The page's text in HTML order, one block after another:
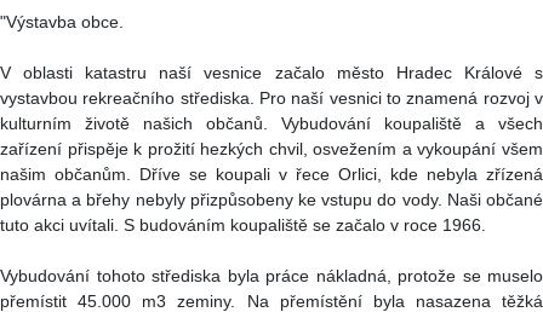
"Výstavba obce.
V oblasti katastru naší vesnice začalo město Hradec Králové s
vystavbou rekreačního střediska. Pro naší vesnici to znamená rozvoj v
kulturním životě našich občanů. Vybudování koupaliště a všech
zařízení přispěje k prožití hezkých chvil, osvežením a vykoupání všem
našim občanům. Dříve se koupali v řece Orlici, kde nebyla zřízená
plovárna a břehy nebyly přizpůsobeny ke vstupu do vody. Naši občané
tuto akci uvítali. S budováním koupaliště se začalo v roce 1966.
Vybudování tohoto střediska byla práce nákladná, protože se muselo
přemístit 45.000 m3 zeminy. Na přemístění byla nasazena těžká